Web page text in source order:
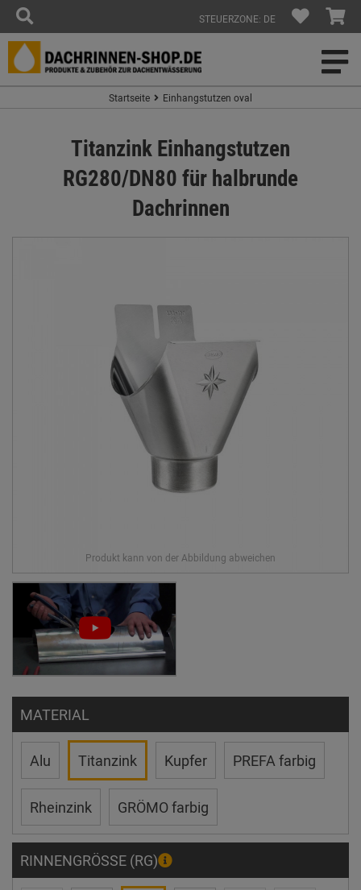
STEUERZONE: DE
Startseite Einhangstutzen oval
Titanzink Einhangstutzen
RG280/DN80 für halbrunde
Dachrinnen
MATERIAL
Alu Titanzink Kupfer PREFA farbig
Rheinzink GRÖMO farbig
RINNENGRÖSSE (RG)